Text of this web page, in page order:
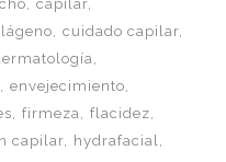
capilar
cuidado capilar
envejecimiento
firmeza
flacidez
capilar
hydrafacial